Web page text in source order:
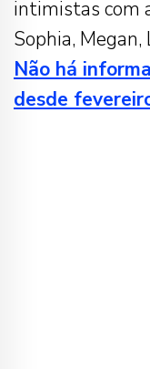
intimistas com
Sophia, Megan,
Não há
desde